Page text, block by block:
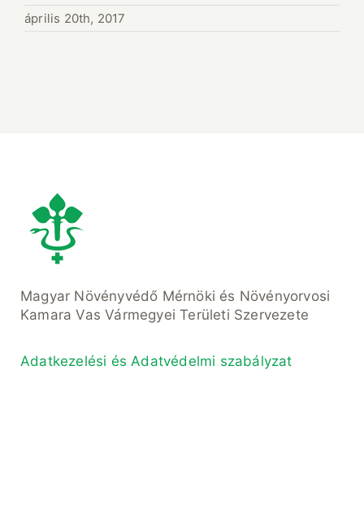
április 20th, 2017
Magyar Növényvédő Mérnöki és Növényorvosi
Kamara Vas Vármegyei Területi Szervezete
Adatkezelési és Adatvédelmi szabályzat